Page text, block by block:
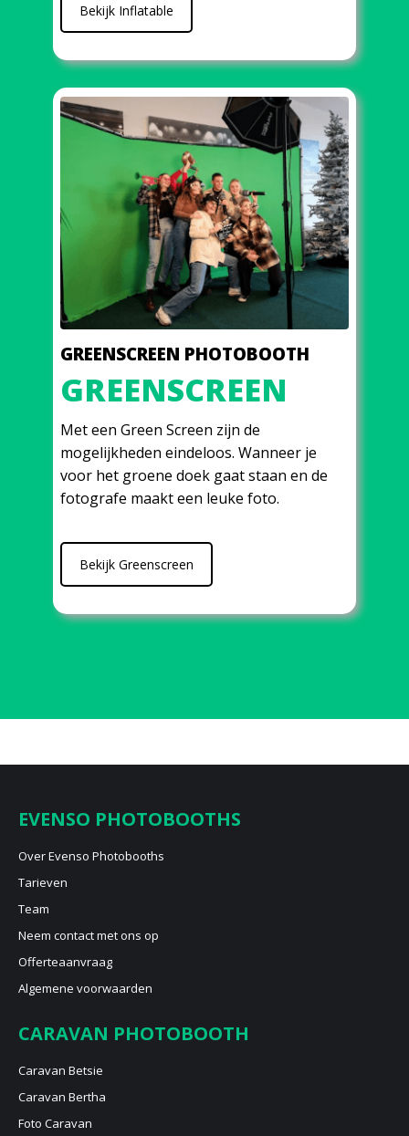
Bekijk Inflatable
GREENSCREEN PHOTOBOOTH
GREENSCREEN
Met een Green Screen zijn de
mogelijkheden eindeloos. Wanneer je
voor het groene doek gaat staan en de
fotografe maakt een leuke foto.
Bekijk Greenscreen
EVENSO PHOTOBOOTHS
Over Evenso Photobooths
Tarieven
Team
Neem contact met ons op
Offerteaanvraag
Algemene voorwaarden
CARAVAN PHOTOBOOTH
Caravan Betsie
Caravan Bertha
Foto Caravan